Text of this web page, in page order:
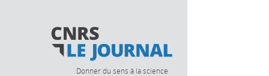
Donner du sens à la science